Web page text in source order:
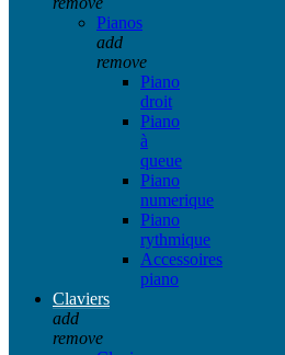
Pianos
add
remove
Piano
droit
Piano
à
queue
Piano
numerique
Piano
rythmique
Accessoires
piano
Claviers
add
remove